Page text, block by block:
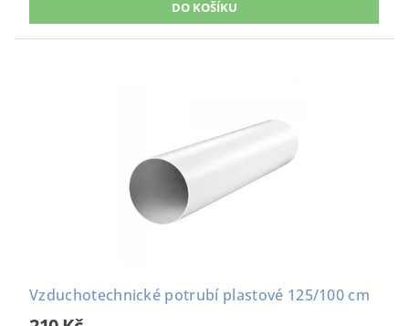
Vzduchotechnické potrubí plastové 125/100 cm